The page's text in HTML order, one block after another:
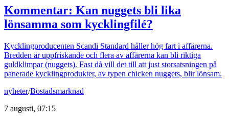
Kommentar: Kan nuggets bli lika
lönsamma som kycklingfilé?
Kycklingproducenten Scandi Standard håller hög fart i affärerna.
Bredden är uppfriskande och flera av affärerna kan bli riktiga
guldklimpar (nuggets). Fast då vill det till att just storsatsningen på
panerade kycklingprodukter, av typen chicken nuggets, blir lönsam.
nyheter/Bostadsmarknad
7 augusti, 07:15